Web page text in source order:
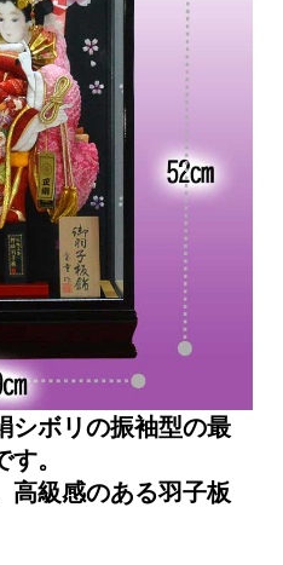
ボリの振袖型の最
。
高級感のある羽子板